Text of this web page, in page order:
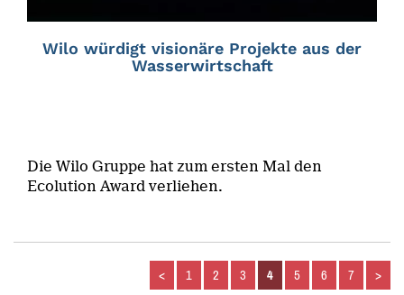
Wilo würdigt visionäre Projekte aus der
Wasserwirtschaft
Die Wilo Gruppe hat zum ersten Mal den
Ecolution Award verliehen.
< 1 2 3 4 5 6 7 >